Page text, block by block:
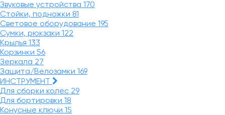
Звуковые устройства 170
Стойки, подножки 81
Световое оборудование 195
Сумки, рюкзаки 122
Крылья 133
Корзинки 56
Зеркала 27
Защита/Велозамки 169
ИНСТРУМЕНТ
Для сборки колес 29
Для бортировки 18
Конусные ключи 15